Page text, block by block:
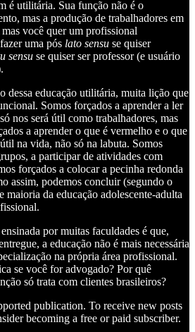
é utilitária. Sua função não é o
mas a produção de trabalhadores em
você quer um profissional
uma pós lato sensu se quiser
sensu se quiser ser professor (e usuário
dessa educação utilitária, muita lição que
Somos forçados a aprender a ler
nos será útil como trabalhadores, mas
a aprender o que é vermelho e o que
na vida, não só na labuta. Somos
a participar de atividades com
forçados a colocar a pecinha redonda
assim, podemos concluir (segundo o
da educação adolescente-adulta
por muitas faculdades é que,
a educação não é mais necessária
na própria área profissional.
se você for advogado? Por quê
só trata com clientes brasileiros?
publication. To receive new posts
becoming a free or paid subscriber.